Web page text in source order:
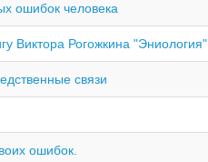
ошибок человека
Виктора Рогожкина "Эниология"
связи
ошибок.